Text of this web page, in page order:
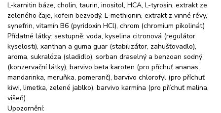
L-karnitin báze, cholin, taurin, inositol, HCA, L-tyrosin, extrakt ze
zeleného čaje, kofein bezvodý, L-methionin, extrakt z vinné révy,
synefrin, vitamín B6 (pyridoxin HCl), chrom (chromium pikolinát)
Přídatné látky: sestupně: voda, kyselina citronová (regulátor
kyselosti), xanthan a guma guar (stabilizátor, zahušťovadlo),
aroma, sukralóza (sladidlo), sorban draselný a benzoan sodný
(konzervační látky), barvivo beta karoten (pro příchuť ananas,
mandarinka, meruňka, pomeranč), barvivo chlorofyl (pro příchuť
kiwi, limetka, zelené jablko), barvivo karmína (pro příchuť malina,
višeň)
Upozornění: